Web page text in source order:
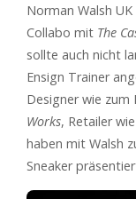
Norman Walsh
Collabo mit The
sollte auch nicht
Ensign Trainer
Designer wie zum
Works, Retailer wie
haben mit Walsh
Sneaker